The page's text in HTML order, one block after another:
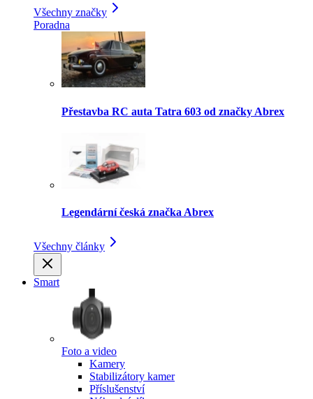
Všechny značky
Poradna
Přestavba RC auta Tatra 603 od značky Abrex
Legendární česká značka Abrex
Všechny články
Smart
Foto a video
Kamery
Stabilizátory kamer
Příslušenství